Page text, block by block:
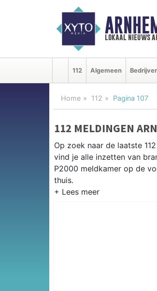
lokaal nieuws
112 Algemeen
Home 112 Pagina 107
112 MELDINGEN
Op zoek naar de laatste
vind je alle inzetten van
P2000 meldkamer op de
thuis.
Van incidenten op de A12
de Arnhemse binnenstad